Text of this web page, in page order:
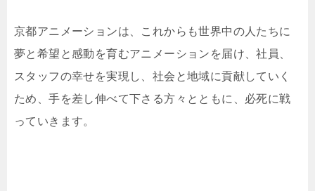
京都アニメーションは、これからも世界中の人たちに
夢と希望と感動を育むアニメーションを届け、社員、
スタッフの幸せを実現し、社会と地域に貢献していく
ため、手を差し伸べて下さる方々とともに、必死に戦
っていきます。